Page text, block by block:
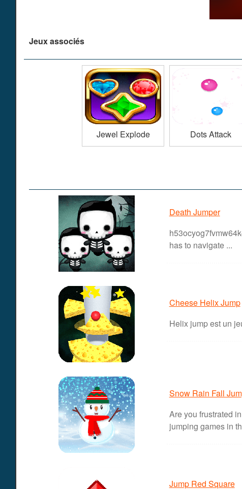
Jeux associés
Jewel Explode Dots Attack
Death Jumper
has to navigate ...
Cheese Helix Jump
Helix jump est un
Snow Rain Fall
Are you frustrated
jumping games in
Jump Red Square